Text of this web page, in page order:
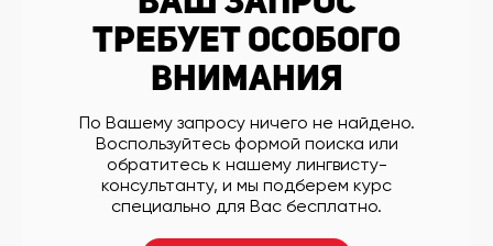
английского
Выбрать
другой
город:
Москва
требует особого
внимания
По Вашему запросу ничего не найдено.
Воспользуйтесь формой поиска или
обратитесь к нашему лингвисту-
консультанту, и мы подберем курс
специально для Вас бесплатно.